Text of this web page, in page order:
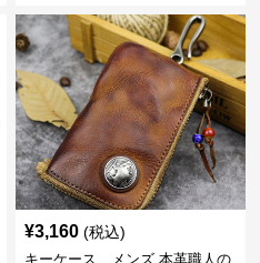
¥3,160 (税込)
キーケース メンズ 本革職人の